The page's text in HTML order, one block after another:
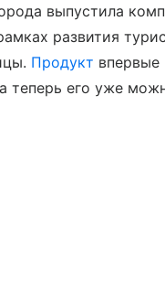
выпустила
развития
Продукт впервые
его уже